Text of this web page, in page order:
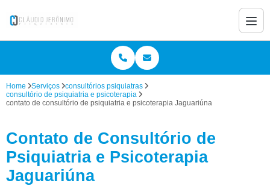
Home Serviços
consultórios psiquiatras
consultório de psiquiatria e psicoterapia
contato de consultório de psiquiatria e psicoterapia Jaguariúna
Contato de Consultório de
Psiquiatria e Psicoterapia
Jaguariúna